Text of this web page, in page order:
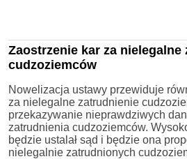
Zaostrzenie kar za nielegalne
cudzoziemców
Nowelizacja ustawy przewiduje
za nielegalne zatrudnienie
przekazywanie nieprawdziwych
zatrudnienia cudzoziemców.
będzie ustalał sąd i będzie ona
nielegalnie zatrudnionych